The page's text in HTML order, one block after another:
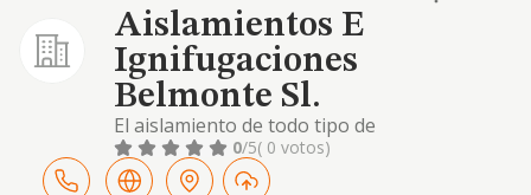
Aislamientos E
Ignifugaciones
Belmonte Sl.
El aislamiento de todo tipo de
construcciones, asi como la construccion,
reforma y rehabilitacion de todo tipo de
0/5( 0 votos)